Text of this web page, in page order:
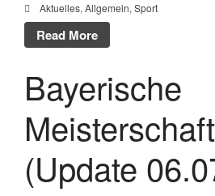
75
Aktuelles, Allgemein, Sport
Read More
Bayerische
(Update